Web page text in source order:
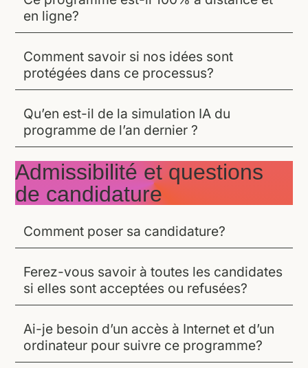
en ligne?
Comment savoir si nos idées sont
protégées dans ce processus?
Qu’en est-il de la simulation IA du
programme de l’an dernier ?
Admissibilité et questions
de candidature
Comment poser sa candidature?
Ferez-vous savoir à toutes les candidates
si elles sont acceptées ou refusées?
Ai-je besoin d’un accès à Internet et d’un
ordinateur pour suivre ce programme?